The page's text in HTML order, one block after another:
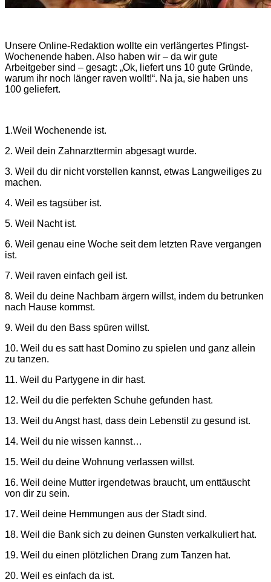
Unsere Online-Redaktion wollte ein verlängertes Pfingst-
Wochenende haben. Also haben wir – da wir gute
Arbeitgeber sind – gesagt: „Ok, liefert uns 10 gute Gründe,
warum ihr noch länger raven wollt!“. Na ja, sie haben uns
100 geliefert.
1.Weil Wochenende ist.
2. Weil dein Zahnarzttermin abgesagt wurde.
3. Weil du dir nicht vorstellen kannst, etwas Langweiliges zu
machen.
4. Weil es tagsüber ist.
5. Weil Nacht ist.
6. Weil genau eine Woche seit dem letzten Rave vergangen
ist.
7. Weil raven einfach geil ist.
8. Weil du deine Nachbarn ärgern willst, indem du betrunken
nach Hause kommst.
9. Weil du den Bass spüren willst.
10. Weil du es satt hast Domino zu spielen und ganz allein
zu tanzen.
11. Weil du Partygene in dir hast.
12. Weil du die perfekten Schuhe gefunden hast.
13. Weil du Angst hast, dass dein Lebenstil zu gesund ist.
14. Weil du nie wissen kannst…
15. Weil du deine Wohnung verlassen willst.
16. Weil deine Mutter irgendetwas braucht, um enttäuscht
von dir zu sein.
17. Weil deine Hemmungen aus der Stadt sind.
18. Weil die Bank sich zu deinen Gunsten verkalkuliert hat.
19. Weil du einen plötzlichen Drang zum Tanzen hat.
20. Weil es einfach da ist.